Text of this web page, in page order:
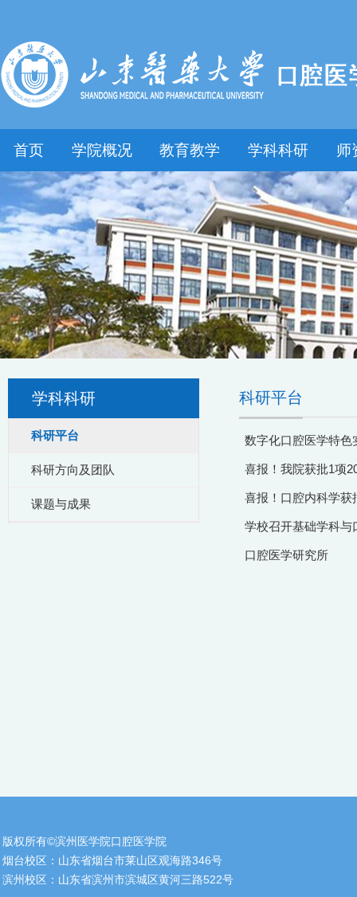
首页 学院概况 教育教学 学科科研 师
学科科研
科研平台
科研方向及团队
课题与成果
科研平台
数字化口腔医学特色
喜报！我院获批1项
喜报！口腔内科学获
学校召开基础学科与
口腔医学研究所
版权所有©滨州医学院口腔医学院
烟台校区：山东省烟台市莱山区观海路346号
滨州校区：山东省滨州市滨城区黄河三路522号